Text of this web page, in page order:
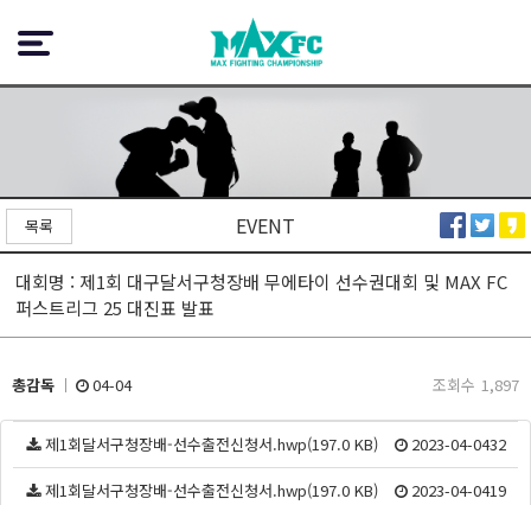
EVENT
목록
대회명 : 제1회 대구달서구청장배 무에타이 선수권대회 및 MAX FC
퍼스트리그 25 대진표 발표
총감독 04-04 조회수 1,897
제1회달서구청장배-선수출전신청서.hwp(197.0 KB) 2023-04-0432
제1회달서구청장배-선수출전신청서.hwp(197.0 KB) 2023-04-0419